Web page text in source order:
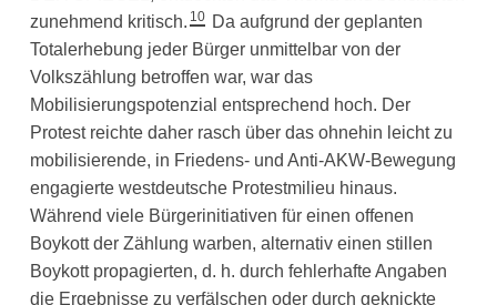
zunehmend kritisch. 10 Da aufgrund der geplanten
Totalerhebung jeder Bürger unmittelbar von der
Volkszählung betroffen war, war das
Mobilisierungspotenzial entsprechend hoch. Der
Protest reichte daher rasch über das ohnehin leicht zu
mobilisierende, in Friedens- und Anti-AKW-Bewegung
engagierte westdeutsche Protestmilieu hinaus.
Während viele Bürgerinitiativen für einen offenen
Boykott der Zählung warben, alternativ einen stillen
Boykott propagierten, d. h. durch fehlerhafte Angaben
die Ergebnisse zu verfälschen oder durch geknickte